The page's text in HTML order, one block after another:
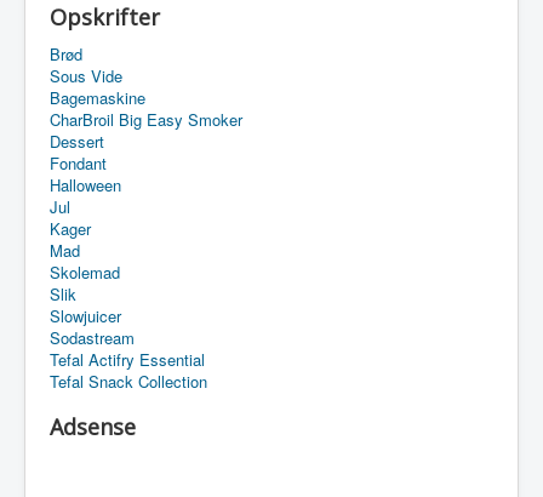
Tefal Actifry Essential
Opskrifter
Brød
Sous Vide
Bagemaskine
CharBroil Big Easy Smoker
Dessert
Fondant
Halloween
Jul
Kager
Mad
Skolemad
Slik
Slowjuicer
Sodastream
Tefal Actifry Essential
Tefal Snack Collection
Adsense